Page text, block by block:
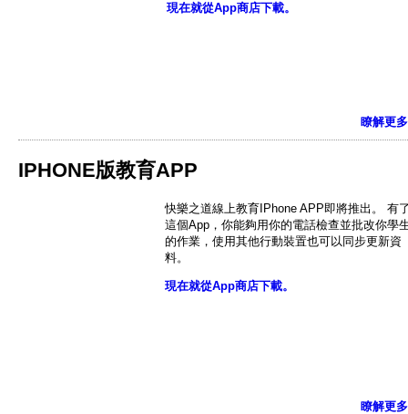
現在就從App商店下載。
瞭解更
IPHONE版教育APP
快樂之道線上教育IPhone APP即將推出。 有
這個App，你能夠用你的電話檢查並批改你學
的作業，使用其他行動裝置也可以同步更新資
料。
現在就從App商店下載。
瞭解更